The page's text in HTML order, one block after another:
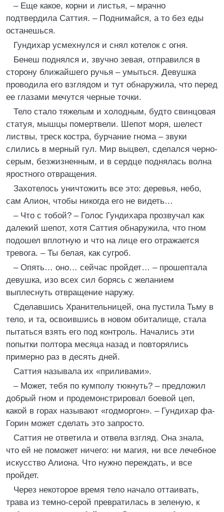
– Еще какое, корни и листья, – мрачно
подтвердила Саттия. – Поднимайся, а то без еды
останешься.
Гундихар усмехнулся и снял котелок с огня.
Бенеш поднялся и, звучно зевая, отправился в
сторону ближайшего ручья – умыться. Девушка
проводила его взглядом и тут обнаружила, что перед
ее глазами мечутся черные точки.
Тело стало тяжелым и холодным, будто свинцовая
статуя, мышцы помертвели. Шепот моря, шелест
листвы, треск костра, бурчание гнома – звуки
слились в мерный гул. Мир выцвел, сделался черно-
серым, безжизненным, и в сердце поднялась волна
яростного отвращения.
Захотелось уничтожить все это: деревья, небо,
сам Алион, чтобы никогда его не видеть…
– Что с тобой? – Голос Гундихара прозвучал как
далекий шепот, хотя Саттия обнаружила, что гном
подошел вплотную и что на лице его отражается
тревога. – Ты белая, как сугроб.
– Опять… оно… сейчас пройдет… – прошептала
девушка, изо всех сил борясь с желанием
выплеснуть отвращение наружу.
Сделавшись Хранительницей, она пустила Тьму в
тело, и та, освоившись в новом обиталище, стала
пытаться взять его под контроль. Начались эти
попытки полтора месяца назад и повторялись
примерно раз в десять дней.
Саттия называла их «приливами».
– Может, тебя по кумполу тюкнуть? – предложил
добрый гном и продемонстрировал боевой цеп,
какой в горах называют «годморгон». – Гундихар фа-
Горин может сделать это запросто.
Саттия не ответила и отвела взгляд. Она знала,
что ей не поможет ничего: ни магия, ни все лечебное
искусство Алиона. Что нужно переждать, и все
пройдет.
Через некоторое время тело начало оттаивать,
трава из темно-серой превратилась в зеленую, к